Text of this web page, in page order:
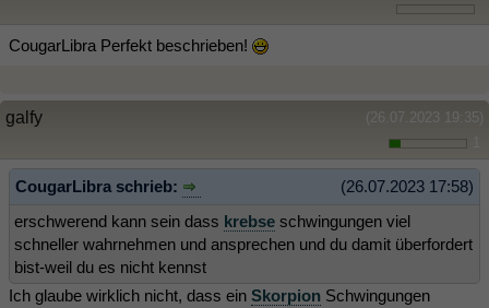
CougarLibra Perfekt beschrieben!
(26.07.2023 19:35)
galfy
(26.07.2023 17:58)
CougarLibra schrieb:
erschwerend kann sein dass krebse schwingungen viel
schneller wahrnehmen und ansprechen und du damit überfordert
bist-weil du es nicht kennst
Ich glaube wirklich nicht, dass ein Skorpion Schwingungen